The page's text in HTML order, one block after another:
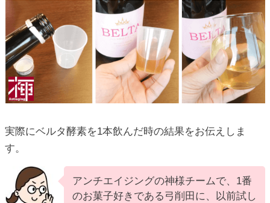
実際にベルタ酵素を1本飲んだ時の結果をお伝えしま
す。
アンチエイジングの神様チームで、1番
のお菓子好きである弓削田に、以前試し